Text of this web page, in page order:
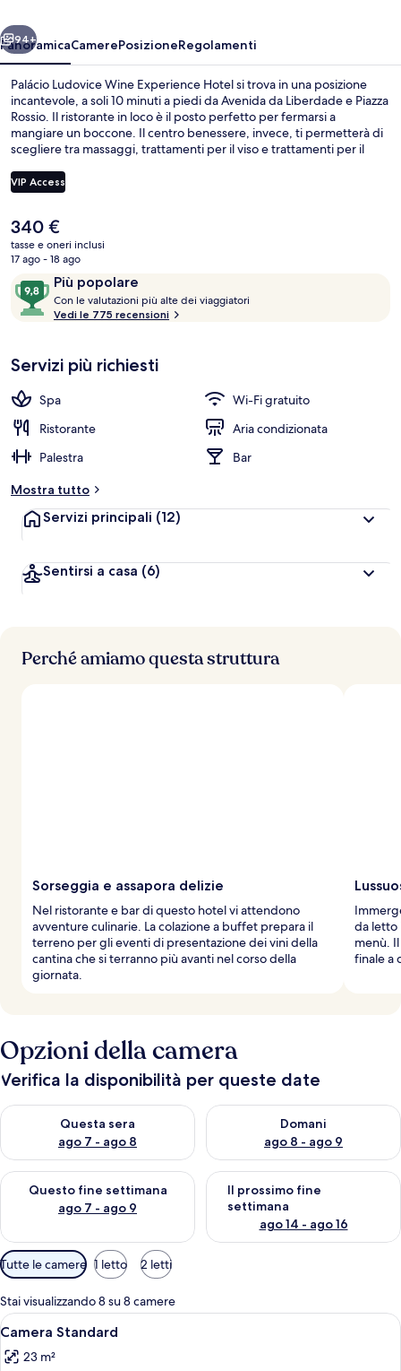
Avanti
94+
PanoramicaCamerePosizioneRegolamenti
Palácio Ludovice Wine Experience Hotel si trova in una posizione
incantevole, a soli 10 minuti a piedi da Avenida da Liberdade e Piazza
Rossio. Il ristorante in loco è il posto perfetto per fermarsi a
mangiare un boccone. Il centro benessere, invece, ti permetterà di
scegliere tra massaggi, trattamenti per il viso e trattamenti per il
palestra e un bar/lounge. Le recensioni dei viaggiatori menzionano il
personale gentile e le condizioni generali. A breve distanza da
funicolare di Elevador da Glória, prendere i mezzi pubblici sarà un
gioco da ragazzi.
VIP Access
Il
prezzo
attuale
340 €
340 €
tasse e oneri inclusi
17 ago - 18 ago
RecensioniPiù popolare
9,8
su
10,
popolare
Con le valutazioni più alte dei viaggiatori
a
z
a
a
t
o
r
Vedi le 775 recensioni
Servizi più richiesti
Spa
Wi-Fi gratuito
Ristorante
Aria condizionata
Palestra
Bar
Mostra tutto
Servizi principali (12)
Sentirsi a casa (6)
Perché amiamo questa struttura
Sorseggia e assapora delizie
Nel ristorante e bar di questo hotel vi attendono
avventure culinarie. La colazione a buffet prepara il
terreno per gli eventi di presentazione dei vini della
cantina che si terranno più avanti nel corso della
giornata.
da letto
menù.
finale a
Opzioni della camera
Verifica la disponibilità per queste date
Questa sera
ago 7 - ago 8
Verifica la disponibilità per questa sera, ago 7 - ago 8
Domani
ago 8 - ago 9
Verifica la disponibilità per
Questo fine settimana
ago 7 - ago 9
Verifica la disponibilità per questo fine settimana, ago 7 - ago
Il prossimo fine
settimana
ago 14 - ago 16
Verifica la disponibilità per il
Filtri
disponibili
per
le
camere
Tutte le camere 1 letto 2 letti
Stai visualizzando 8 su 8 camere
Apri
tutte
le
Camera d'albergo ordinata con un
5
Camera Standard
23 m²